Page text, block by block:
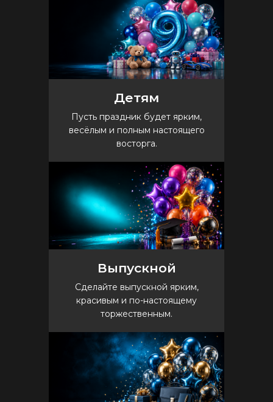
Детям
Пусть праздник будет ярким,
весёлым и полным настоящего
восторга.
Выпускной
Сделайте выпускной ярким,
красивым и по-настоящему
торжественным.